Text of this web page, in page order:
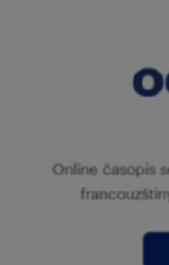
Online časopis